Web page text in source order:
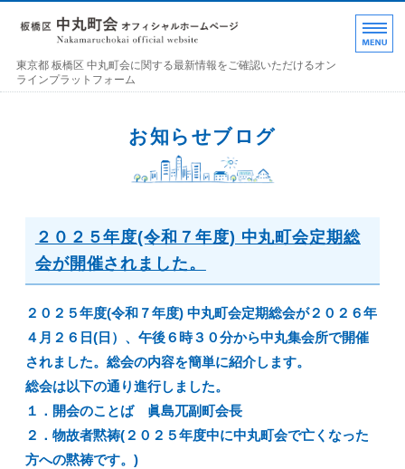
東京都 板橋区 中丸町
東京都 板橋区 中丸町会に関する最新情報をご確認いただけるオン
ラインプラットフォーム
町会加入のお誘い
お知らせブログ
２０２５年度(令和７年度) 中丸町会定期総
会が開催されました。
２０２５年度(令和７年度) 中丸町会定期総会が２０２６年
４月２６日(日）、午後６時３０分から中丸集会所で開催
されました。総会の内容を簡単に紹介します。
総会は以下の通り進行しました。
１．開会のことば 眞島兀副町会長
２．物故者黙祷(２０２５年度中に中丸町会で亡くなった
方への黙祷です。)